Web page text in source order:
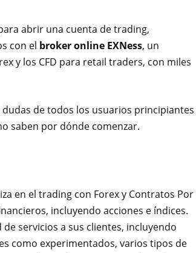
abrir una cuenta de trading,
con el broker online EXNess, un
y los CFD para retail traders, con miles
de todos los usuarios principiantes
saben por dónde comenzar.
en el trading con Forex y Contratos Por
incluyendo acciones e índices.
servicios a sus clientes, incluyendo
como experimentados, varios tipos de